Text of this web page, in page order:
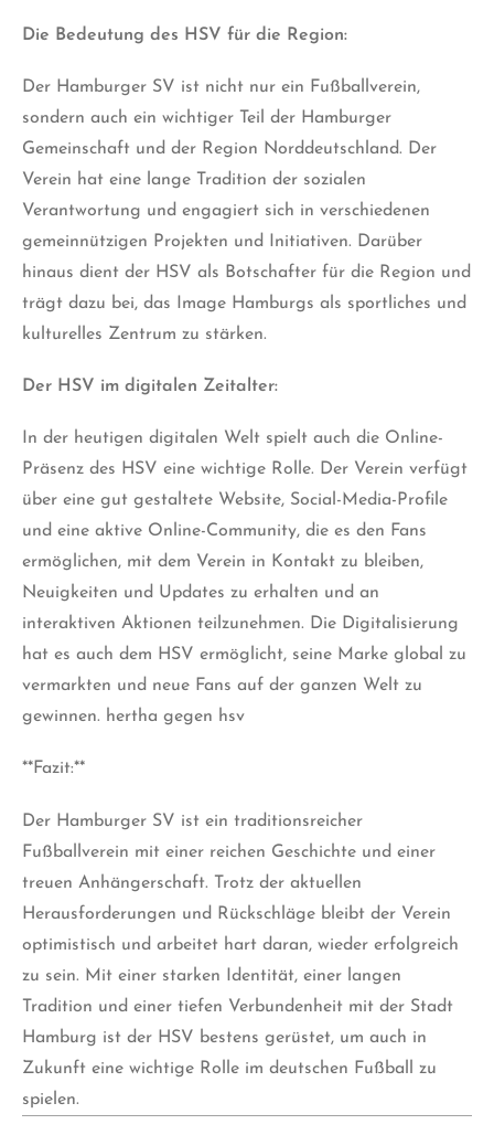
Die Bedeutung des HSV für die Region:
Der Hamburger SV ist nicht nur ein Fußballverein,
sondern auch ein wichtiger Teil der Hamburger
Gemeinschaft und der Region Norddeutschland. Der
Verein hat eine lange Tradition der sozialen
Verantwortung und engagiert sich in verschiedenen
gemeinnützigen Projekten und Initiativen. Darüber
hinaus dient der HSV als Botschafter für die Region und
trägt dazu bei, das Image Hamburgs als sportliches und
kulturelles Zentrum zu stärken.
Der HSV im digitalen Zeitalter:
In der heutigen digitalen Welt spielt auch die Online-
Präsenz des HSV eine wichtige Rolle. Der Verein verfügt
über eine gut gestaltete Website, Social-Media-Profile
und eine aktive Online-Community, die es den Fans
ermöglichen, mit dem Verein in Kontakt zu bleiben,
Neuigkeiten und Updates zu erhalten und an
interaktiven Aktionen teilzunehmen. Die Digitalisierung
hat es auch dem HSV ermöglicht, seine Marke global zu
vermarkten und neue Fans auf der ganzen Welt zu
gewinnen. hertha gegen hsv
**Fazit:**
Der Hamburger SV ist ein traditionsreicher
Fußballverein mit einer reichen Geschichte und einer
treuen Anhängerschaft. Trotz der aktuellen
Herausforderungen und Rückschläge bleibt der Verein
optimistisch und arbeitet hart daran, wieder erfolgreich
zu sein. Mit einer starken Identität, einer langen
Tradition und einer tiefen Verbundenheit mit der Stadt
Hamburg ist der HSV bestens gerüstet, um auch in
Zukunft eine wichtige Rolle im deutschen Fußball zu
spielen.